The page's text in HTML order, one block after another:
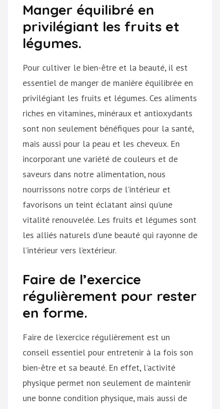
Manger équilibré en
privilégiant les fruits et
légumes.
Pour cultiver le bien-être et la beauté, il est
essentiel de manger de manière équilibrée en
privilégiant les fruits et légumes. Ces aliments
riches en vitamines, minéraux et antioxydants
sont non seulement bénéfiques pour la santé,
mais aussi pour la peau et les cheveux. En
incorporant une variété de couleurs et de
saveurs dans notre alimentation, nous
nourrissons notre corps de l’intérieur et
favorisons un teint éclatant ainsi qu’une
vitalité renouvelée. Les fruits et légumes sont
les alliés naturels d’une beauté qui rayonne de
l’intérieur vers l’extérieur.
Faire de l’exercice
régulièrement pour rester
en forme.
Faire de l’exercice régulièrement est un
conseil essentiel pour entretenir à la fois son
bien-être et sa beauté. En effet, l’activité
physique permet non seulement de maintenir
une bonne condition physique, mais aussi de